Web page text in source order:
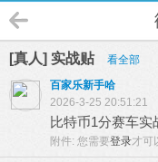
[真人] 实战贴
看全部
百家乐新手哈
2026-3-25 20:51:21
比特币1分赛车实
附件: 您需要登录才可